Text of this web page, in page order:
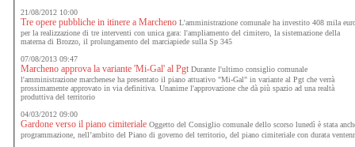
21/08/2012 10:00
Tre opere pubbliche in itinere a Marcheno L'amministrazione comunale ha investito 408 mila
per la realizzazione di tre interventi con unica gara: l'ampliamento del cimitero, la sistemazione della
materna di Brozzo, il prolungamento del marciapiede sulla Sp 345
07/08/2013 09:47
Marcheno approva la variante 'Mi-Gal' al Pgt Durante l'ultimo consiglio comunale
l'amministrazione marchenese ha presentato il piano attuativo "Mi-Gal" in variante al Pgt che verrà
prossimamente approvato in via definitiva. Unanime l'approvazione che dà più spazio ad una realtà
produttiva del territorio
04/03/2012 09:00
Gardone verso il piano cimiteriale Oggetto del Consiglio comunale dello scorso lunedì è stata
programmazione, nell’ambito del Piano di governo del territorio, del piano cimiteriale con durata